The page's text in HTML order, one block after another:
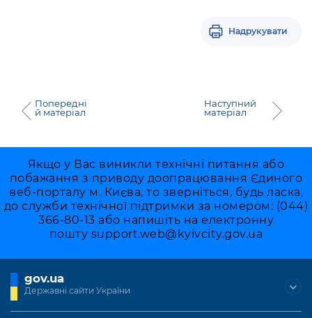
Надрукувати
Попередні
й матеріал
Наступний
матеріал
Якщо у Вас виникли технічні питання або
побажання з приводу доопрацювання Єдиного
веб-порталу м. Києва, то зверніться, будь ласка,
до служби технічної підтримки за номером: (044)
366-80-13 або напишіть на електронну
пошту support.web@kyivcity.gov.ua
gov.ua
Державні сайти України